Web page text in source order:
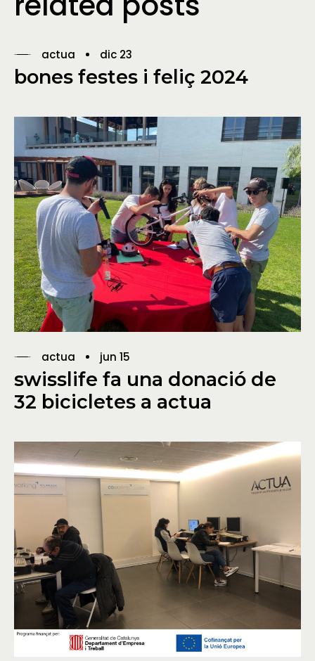
actua dic 23
bones festes i feliç 2024
actua jun 15
swisslife fa una donació de
32 bicicletes a actua